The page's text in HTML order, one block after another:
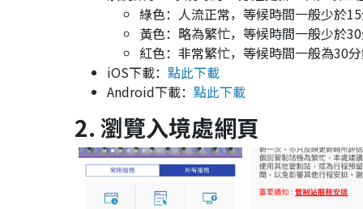
綠色：人流正常，等候時間一般少於
黃色：略為繁忙，等候時間一般少於
紅色：非常繁忙，等候時間一般為30
iOS下載： 點此下載
Android下載： 點此下載
2. 瀏覽入境處網頁